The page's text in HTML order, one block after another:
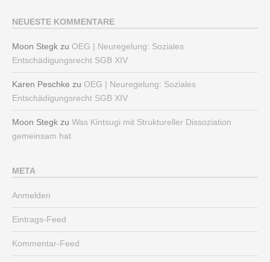
NEUESTE KOMMENTARE
Moon Stegk zu OEG | Neuregelung: Soziales
Entschädigungsrecht SGB XIV
Karen Peschke zu OEG | Neuregelung: Soziales
Entschädigungsrecht SGB XIV
Moon Stegk zu Was Kintsugi mit Struktureller Dissoziation
gemeinsam hat
META
Anmelden
Eintrags-Feed
Kommentar-Feed